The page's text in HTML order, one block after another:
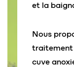
et la
Nous
traitement
cuve